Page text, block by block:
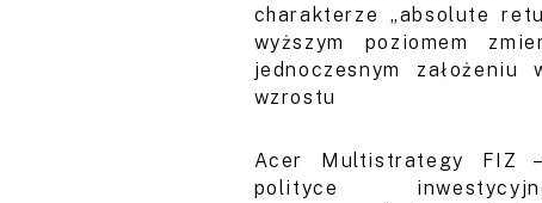
charakterze „absolute
wyższym poziomem
jednoczesnym założeniu
wzrostu
Acer Multistrategy FIZ
polityce